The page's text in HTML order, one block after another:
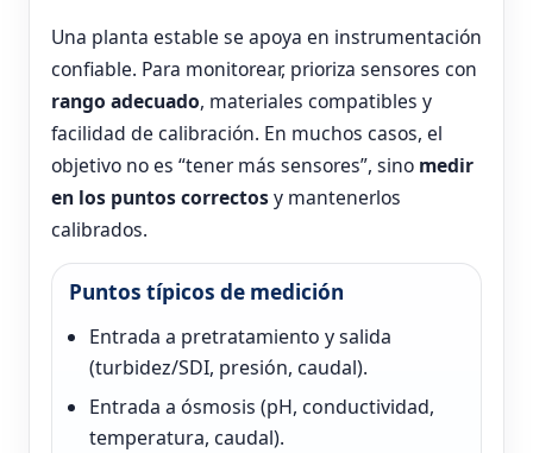
Una planta estable se apoya en instrumentación
confiable. Para monitorear, prioriza sensores con
rango adecuado, materiales compatibles y
facilidad de calibración. En muchos casos, el
objetivo no es “tener más sensores”, sino medir
en los puntos correctosy mantenerlos
calibrados.
Puntos típicos de medición
Entrada a pretratamiento y salida
(turbidez/SDI, presión, caudal).
Entrada a ósmosis (pH, conductividad,
temperatura, caudal).